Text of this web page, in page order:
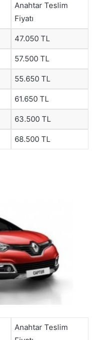
Anahtar Teslim
Fiyatı
47.050 TL
57.500 TL
55.650 TL
61.650 TL
63.500 TL
68.500 TL
Anahtar Teslim